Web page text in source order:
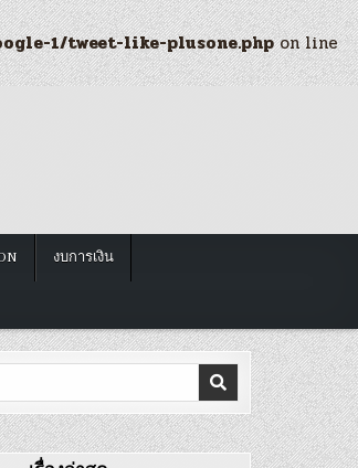
1/tweet-like-plusone.phpon line
งบการเงิน